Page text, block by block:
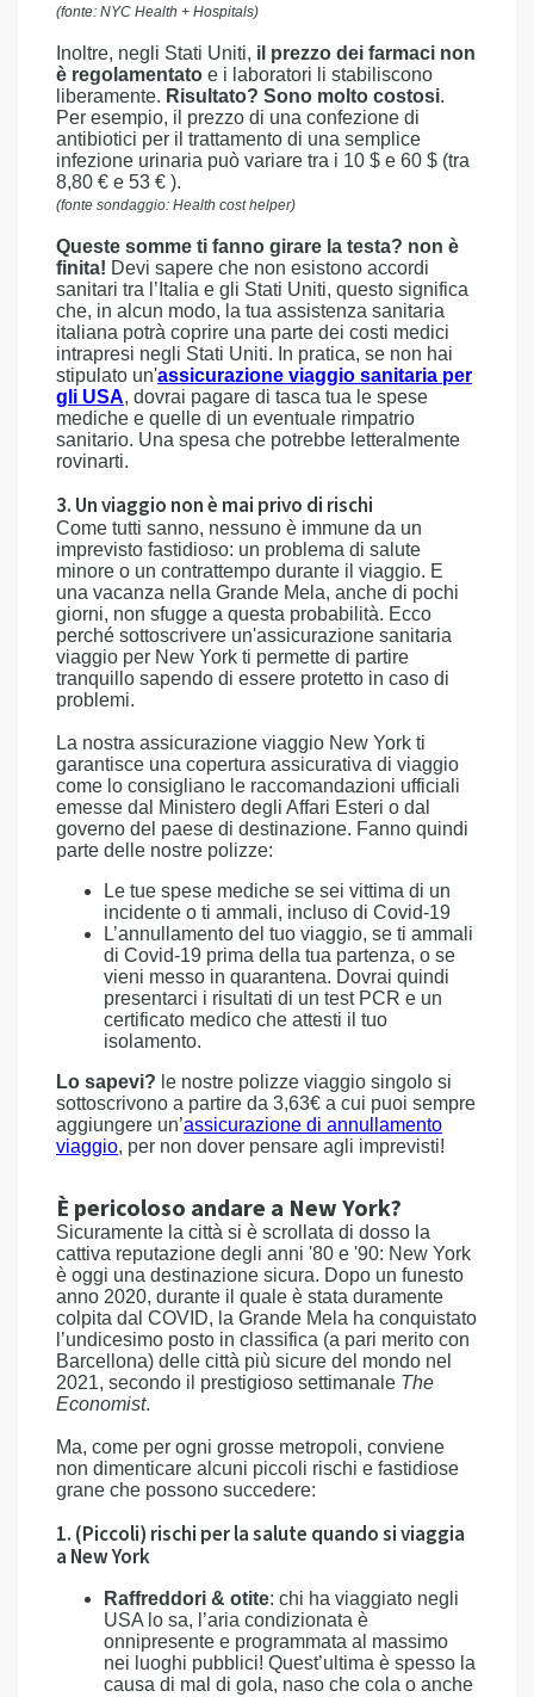
(fonte: NYC Health + Hospitals)
Inoltre, negli Stati Uniti, il prezzo dei farmaci non
è regolamentato e i laboratori li stabiliscono
liberamente. Risultato? Sono molto costosi.
Per esempio, il prezzo di una confezione di
antibiotici per il trattamento di una semplice
infezione urinaria può variare tra i 10 $ e 60 $ (tra
8,80 € e 53 € ).
(fonte sondaggio: Health cost helper)
Queste somme ti fanno girare la testa? non è
finita! Devi sapere che non esistono accordi
sanitari tra l’Italia e gli Stati Uniti, questo significa
che, in alcun modo, la tua assistenza sanitaria
italiana potrà coprire una parte dei costi medici
intrapresi negli Stati Uniti. In pratica, se non hai
stipulato un'assicurazione viaggio sanitaria per
gli USA, dovrai pagare di tasca tua le spese
mediche e quelle di un eventuale rimpatrio
sanitario. Una spesa che potrebbe letteralmente
rovinarti.
3. Un viaggio non è mai privo di rischi
Come tutti sanno, nessuno è immune da un
imprevisto fastidioso: un problema di salute
minore o un contrattempo durante il viaggio. E
una vacanza nella Grande Mela, anche di pochi
giorni, non sfugge a questa probabilità. Ecco
perché sottoscrivere un'assicurazione sanitaria
viaggio per New York ti permette di partire
tranquillo sapendo di essere protetto in caso di
problemi.
La nostra assicurazione viaggio New York ti
garantisce una copertura assicurativa di viaggio
come lo consigliano le raccomandazioni ufficiali
emesse dal Ministero degli Affari Esteri o dal
governo del paese di destinazione. Fanno quindi
parte delle nostre polizze:
Le tue spese mediche se sei vittima di un
incidente o ti ammali, incluso di Covid-19
L’annullamento del tuo viaggio, se ti ammali
di Covid-19 prima della tua partenza, o se
vieni messo in quarantena. Dovrai quindi
presentarci i risultati di un test PCR e un
certificato medico che attesti il ​​tuo
isolamento.
Lo sapevi? le nostre polizze viaggio singolo si
sottoscrivono a partire da 3,63€ a cui puoi sempre
aggiungere un’assicurazione di annullamento
viaggio, per non dover pensare agli imprevisti!
È pericoloso andare a New York?
Sicuramente la città si è scrollata di dosso la
cattiva reputazione degli anni '80 e '90: New York
è oggi una destinazione sicura. Dopo un funesto
anno 2020, durante il quale è stata duramente
colpita dal COVID, la Grande Mela ha conquistato
l’undicesimo posto in classifica (a pari merito con
Barcellona) delle città più sicure del mondo nel
2021, secondo il prestigioso settimanale The
Economist.
Ma, come per ogni grosse metropoli, conviene
non dimenticare alcuni piccoli rischi e fastidiose
grane che possono succedere:
1. (Piccoli) rischi per la salute quando si viaggia
a New York
Raffreddori & otite: chi ha viaggiato negli
USA lo sa, l’aria condizionata è
onnipresente e programmata al massimo
nei luoghi pubblici! Quest’ultima è spesso la
causa di mal di gola, naso che cola o anche